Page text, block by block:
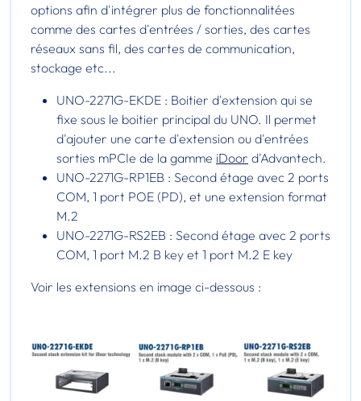
options afin d'intégrer plus de fonctionnalitées
comme des cartes d'entrées / sorties, des cartes
réseaux sans fil, des cartes de communication,
stockage etc...
UNO-2271G-EKDE : Boitier d'extension qui se
fixe sous le boitier principal du UNO. Il permet
d'ajouter une carte d'extension ou d'entrées
sorties mPCIe de la gamme iDoor d'Advantech.
UNO-2271G-RP1EB : Second étage avec 2 ports
COM, 1 port POE (PD), et une extension format
M.2
UNO-2271G-RS2EB : Second étage avec 2 ports
COM, 1 port M.2 B key et 1 port M.2 E key
Voir les extensions en image ci-dessous :